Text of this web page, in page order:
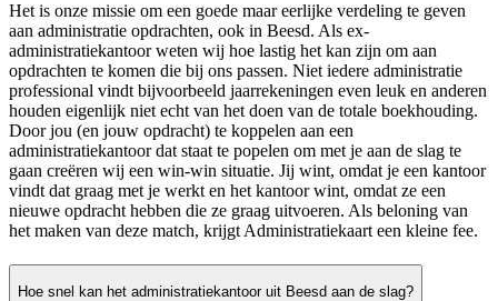
Het is onze missie om een goede maar eerlijke verdeling te geven
aan administratie opdrachten, ook in Beesd. Als ex-
administratiekantoor weten wij hoe lastig het kan zijn om aan
opdrachten te komen die bij ons passen. Niet iedere administratie
professional vindt bijvoorbeeld jaarrekeningen even leuk en anderen
houden eigenlijk niet echt van het doen van de totale boekhouding.
Door jou (en jouw opdracht) te koppelen aan een
administratiekantoor dat staat te popelen om met je aan de slag te
gaan creëren wij een win-win situatie. Jij wint, omdat je een kantoor
vindt dat graag met je werkt en het kantoor wint, omdat ze een
nieuwe opdracht hebben die ze graag uitvoeren. Als beloning van
het maken van deze match, krijgt Administratiekaart een kleine fee.
Hoe snel kan het administratiekantoor uit Beesd aan de slag?